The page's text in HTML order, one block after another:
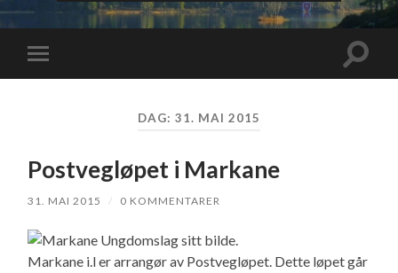
Veksle
mobilmeny
Veksle
DAG: 31. MAI 2015
Postvegløpet i Markane
31. MAI 2015 / 0 KOMMENTARER
Markane i.l er arrangør av Postvegløpet. Dette løpet går